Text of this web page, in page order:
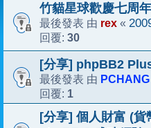
竹貓星球歡慶七周
最後發表 由 rex «
回覆: 30
[分享] phpBB2
最後發表 由 PCHANG
回覆: 1
[分享] 個人財富 (